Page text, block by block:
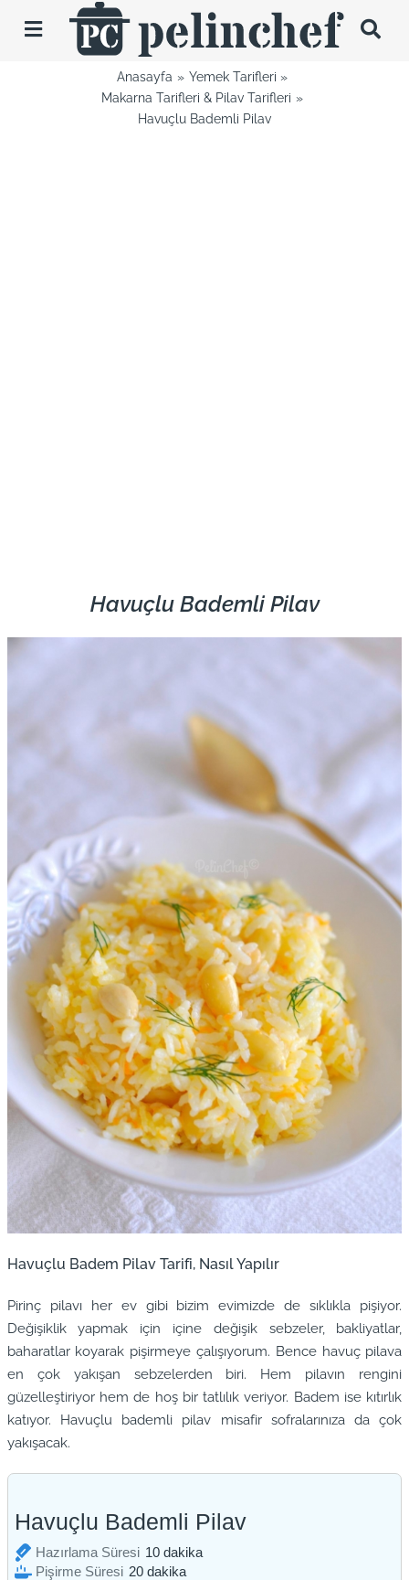
Toggle
Navigation
Anasayfa
Yemek Tarifleri
Makarna Tarifleri & Pilav Tarifleri
Havuçlu Bademli Pilav
Havuçlu Bademli Pilav
Havuçlu Badem Pilav Tarifi, Nasıl Yapılır
Pirinç pilavı her ev gibi bizim evimizde de sıklıkla pişiyor.
Değişiklik yapmak için içine değişik sebzeler, bakliyatlar,
baharatlar koyarak pişirmeye çalışıyorum. Bence havuç pilava
en çok yakışan sebzelerden biri. Hem pilavın rengini
güzelleştiriyor hem de hoş bir tatlılık veriyor. Badem ise kıtırlık
katıyor. Havuçlu bademli pilav misafir sofralarınıza da çok
yakışacak.
Havuçlu Bademli Pilav
Hazırlama Süresi 10dakika
dakika
Pişirme Süresi 20dakika
dakika